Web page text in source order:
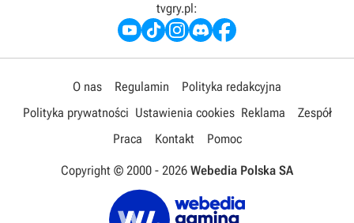
tvgry.pl:
O nas Regulamin
Polityka redakcyjna
Polityka prywatności Ustawienia cookies Reklama
Zespół
Praca
Kontakt Pomoc
Copyright © 2000 - 2026 Webedia Polska SA